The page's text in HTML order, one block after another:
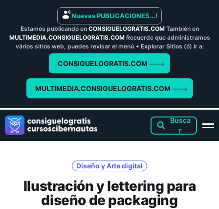
Nuevas PUBLICACIONES...!
Estamos publicando en CONSIGUELOGRATIS.COMTambién en
MULTIMEDIA.CONSIGUELOGRATIS.COMRecuerde que administramos
vários sitios web, puedes revisar el menú + Explorar Sitios (ó) ir a:
CONSIGUELOGRATIS.COM
MULTIMEDIA.CONSIGUELOGRATIS.COM
Diseño y Arte digital
Ilustración y lettering para
diseño de packaging